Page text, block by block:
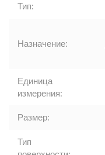
Тип:
Назначение:
Единица
измерения:
Размер:
Тип